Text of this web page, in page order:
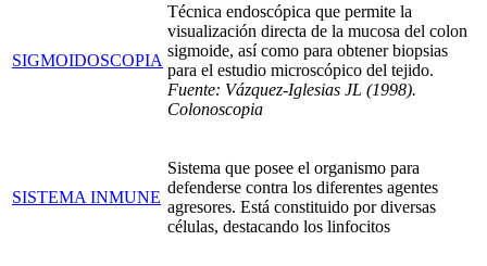
SIGMOIDOSCOPIA
Técnica endoscópica que permite la
visualización directa de la mucosa del colon
sigmoide, así como para obtener biopsias
para el estudio microscópico del tejido.
Fuente: Vázquez-Iglesias JL (1998).
Colonoscopia
SISTEMA INMUNE
Sistema que posee el organismo para
defenderse contra los diferentes agentes
agresores. Está constituido por diversas
células, destacando los linfocitos